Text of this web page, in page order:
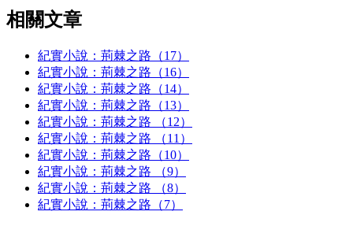
相關文章
紀實小說：荊棘之路（17）
紀實小說：荊棘之路（16）
紀實小說：荊棘之路（14）
紀實小說：荊棘之路（13）
紀實小說：荊棘之路 （12）
紀實小說：荊棘之路 （11）
紀實小說：荊棘之路（10）
紀實小說：荊棘之路 （9）
紀實小說：荊棘之路 （8）
紀實小說：荊棘之路（7）